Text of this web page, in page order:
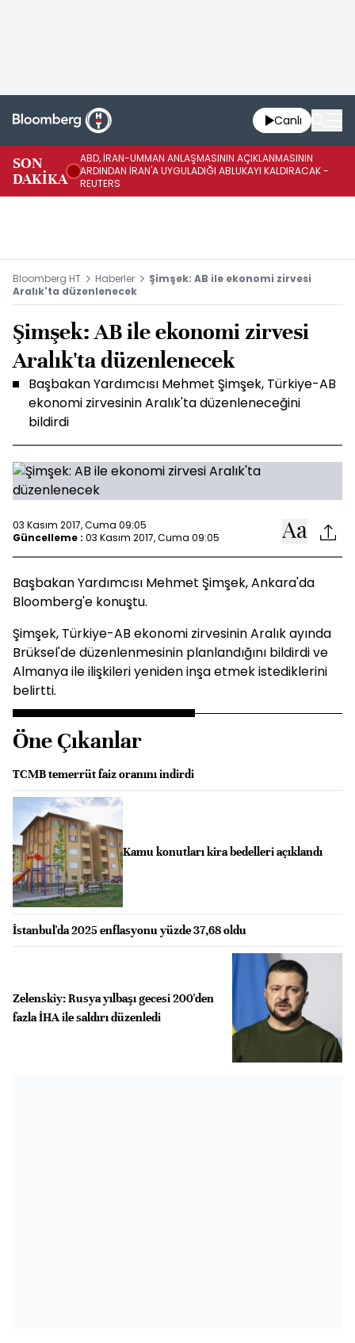
Canlı
SON
DAKİKA
ABD, İRAN-UMMAN ANLAŞMASININ AÇIKLANMASININ
ARDINDAN İRAN'A UYGULADIĞI ABLUKAYI KALDIRACAK -
REUTERS
Bloomberg HT Haberler
Şimşek: AB ile ekonomi zirvesi
Aralık'ta düzenlenecek
Şimşek: AB ile ekonomi zirvesi
Aralık'ta düzenlenecek
Başbakan Yardımcısı Mehmet Şimşek, Türkiye-AB
ekonomi zirvesinin Aralık'ta düzenleneceğini
bildirdi
03 Kasım 2017, Cuma 09:05
Güncelleme : 03 Kasım 2017, Cuma 09:05
Başbakan Yardımcısı Mehmet Şimşek, Ankara'da
Bloomberg'e konuştu.
Şimşek, Türkiye-AB ekonomi zirvesinin Aralık ayında
Brüksel'de düzenlenmesinin planlandığını bildirdi ve
Almanya ile ilişkileri yeniden inşa etmek istediklerini
belirtti.
Öne Çıkanlar
TCMB temerrüt faiz oranını indirdi
Kamu konutları kira bedelleri açıklandı
İstanbul'da 2025 enflasyonu yüzde 37,68 oldu
Zelenskiy: Rusya yılbaşı gecesi 200'den
fazla İHA ile saldırı düzenledi